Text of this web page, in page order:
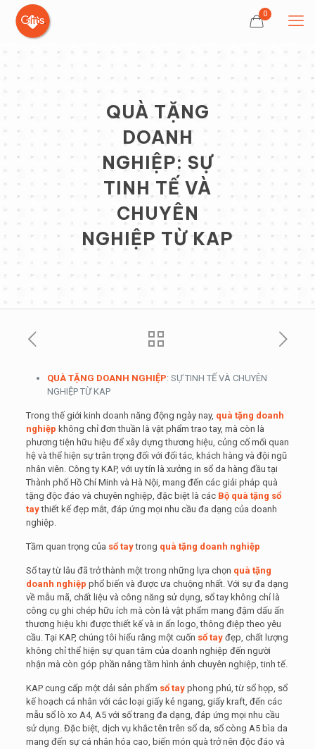
0
QUÀ TẶNG
DOANH
NGHIỆP: SỰ
TINH TẾ VÀ
CHUYÊN
NGHIỆP TỪ KAP
QUÀ TẶNG DOANH NGHIỆP: SỰ TINH TẾ VÀ CHUYÊN
NGHIỆP TỪ KAP
Trong thế giới kinh doanh năng động ngày nay, quà tặng doanh
nghiệp không chỉ đơn thuần là vật phẩm trao tay, mà còn là
phương tiện hữu hiệu để xây dựng thương hiệu, củng cố mối quan
hệ và thể hiện sự trân trọng đối với đối tác, khách hàng và đội ngũ
nhân viên. Công ty KAP, với uy tín là xưởng in sổ da hàng đầu tại
Thành phố Hồ Chí Minh và Hà Nội, mang đến các giải pháp quà
tặng độc đáo và chuyên nghiệp, đặc biệt là các Bộ quà tặng sổ
taythiết kế đẹp mắt, đáp ứng mọi nhu cầu đa dạng của doanh
nghiệp.
Tầm quan trọng của sổ taytrong quà tặng doanh nghiệp
Sổ tay từ lâu đã trở thành một trong những lựa chọn quà tặng
doanh nghiệp phổ biến và được ưa chuộng nhất. Với sự đa dạng
về mẫu mã, chất liệu và công năng sử dụng, sổ tay không chỉ là
công cụ ghi chép hữu ích mà còn là vật phẩm mang đậm dấu ấn
thương hiệu khi được thiết kế và in ấn logo, thông điệp theo yêu
cầu. Tại KAP, chúng tôi hiểu rằng một cuốn sổ tayđẹp, chất lượng
không chỉ thể hiện sự quan tâm của doanh nghiệp đến người
nhận mà còn góp phần nâng tầm hình ảnh chuyên nghiệp, tinh tế.
KAP cung cấp một dải sản phẩm sổ tayphong phú, từ sổ họp, sổ
kế hoạch cá nhân với các loại giấy kẻ ngang, giấy kraft, đến các
mẫu sổ lò xo A4, A5 với số trang đa dạng, đáp ứng mọi nhu cầu
sử dụng. Đặc biệt, dịch vụ khắc tên trên sổ da, sổ còng A5 bìa da
mang đến sự cá nhân hóa cao, biến món quà trở nên độc đáo và